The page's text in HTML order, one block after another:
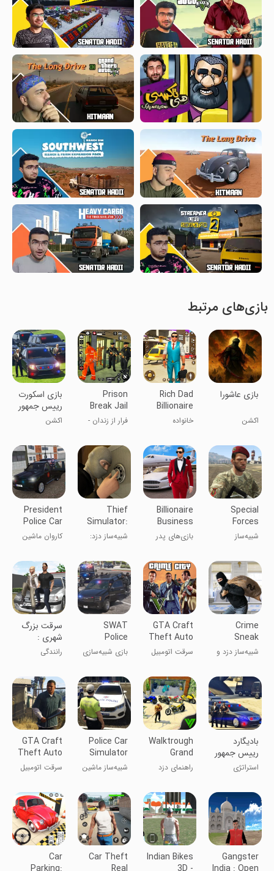
بازی‌های مرتبط
‏‏بازی عاشورا
اکشن
Rich Dad
Billionaire
Family 3d
خانواده
ثروتمند 3
بعدی
Prison
Break Jail
Prison
Escap
فرار از زندان -
بازی اسکورت
رییس جمهور
اکشن
Special
Forces
Simulation
شبیه‌ساز
Billionaire
Business
Dad Games
بازی‌های پدر
Thief
Simulator:
Sneak
Robbery
شبیه‌ساز دزد:
President
Police Car
Convoy
کاروان ماشین
Crime
Sneak
Thief
Simulator
شبیه‌ساز دزد و
GTA Craft
Theft Auto
Gangster
سرقت اتومبیل
گنگستر
ماینکرفت
SWAT
Police
Simulation
Game
بازی شبیه‌سازی
سرقت بزرگ
شهری :
ماشین دزدی
ایرانی
رانندگی
بادیگارد
رییس جمهور
استراتژی
Walktrough
Grand
Gangster
theft Autos
راهنمای دزد
Police Car
Simulator
Crime
شبیه‌ساز ماشین
GTA Craft
Theft Auto
Gangster
سرقت اتومبیل
جی‌تی‌ای کرفت
Gangster
Indian Bikes
Car Theft
Car